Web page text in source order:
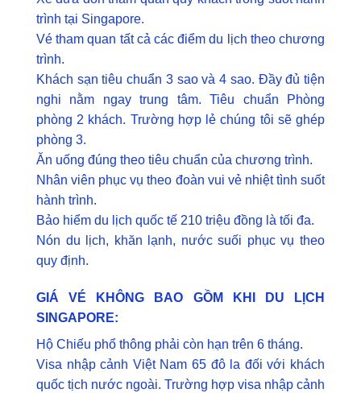
trình tại Singapore.
Vé tham quan tất cả các điểm du lịch theo chương
trình.
Khách sạn tiêu chuẩn 3 sao và 4 sao. Đầy đủ tiện
nghi nằm ngay trung tâm. Tiêu chuẩn Phòng
phòng 2 khách. Trường hợp lẻ chúng tôi sẽ ghép
phòng 3.
Ăn uống đúng theo tiêu chuẩn của chương trình.
Nhân viên phục vụ theo đoàn vui vẻ nhiệt tình suốt
hành trình.
Bảo hiểm du lịch quốc tế 210 triệu đồng là tối đa.
Nón du lịch, khăn lạnh, nước suối phục vụ theo
quy định.
GIÁ VÉ KHÔNG BAO GỒM KHI DU LỊCH
SINGAPORE:
Hộ Chiếu phổ thông phải còn hạn trên 6 tháng.
Visa nhập cảnh Việt Nam 65 đô la đối với khách
quốc tịch nước ngoài. Trường hợp visa nhập cảnh